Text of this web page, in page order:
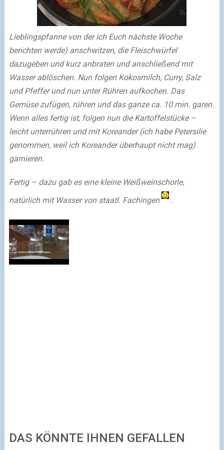
Lieblingspfanne von der ich Euch nächste Woche
berichten werde) anschwitzen, die Fleischwürfel
dazugeben und kurz anbraten und anschließend mit
Wasser ablöschen. Nun folgen Kokosmilch, Curry, Salz
und Pfeffer und nun unter Rühren aufkochen. Das
Gemüse zufügen, rühren und das ganze ca. 10 min. garen.
Wenn alles fertig ist, folgen nun die Kartoffelstücke –
leicht unterrühren und mit Koreander (ich habe Petersilie
genommen, weil ich Koreander überhaupt nicht mag)
garnieren.
Fertig – dazu gab es eine kleine Weißweinschorle,
natürlich mit Wasser von staatl. Fachingen
.
DAS KÖNNTE IHNEN GEFALLEN